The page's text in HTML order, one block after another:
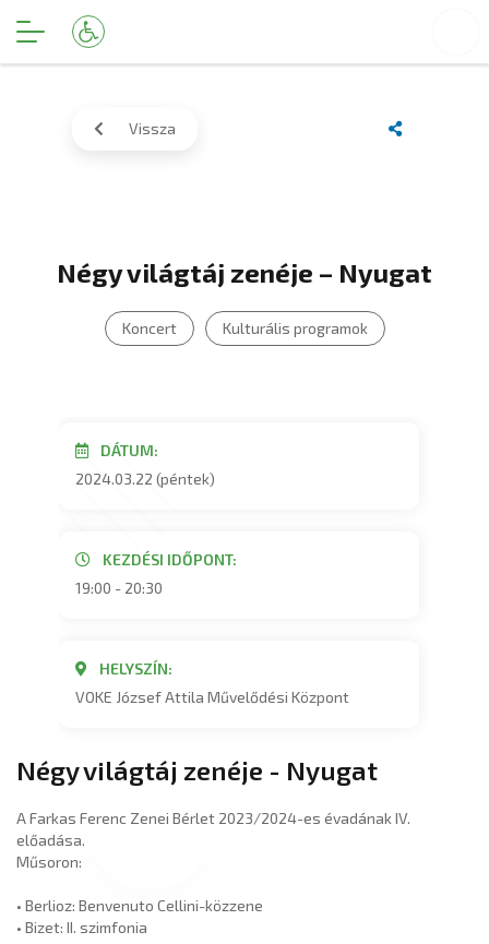
Vissza
Négy világtáj zenéje – Nyugat
Koncert Kulturális programok
DÁTUM:
2024.03.22 (péntek)
KEZDÉSI IDŐPONT:
19:00 - 20:30
HELYSZÍN:
VOKE József Attila Művelődési Központ
Négy világtáj zenéje - Nyugat
A Farkas Ferenc Zenei Bérlet 2023/2024-es évadának IV.
előadása.
Műsoron:
• Berlioz: Benvenuto Cellini-közzene
• Bizet: II. szimfonia